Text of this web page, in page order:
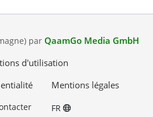
par QaamGo Media GmbH
d'utilisation
Mentions légales
FR